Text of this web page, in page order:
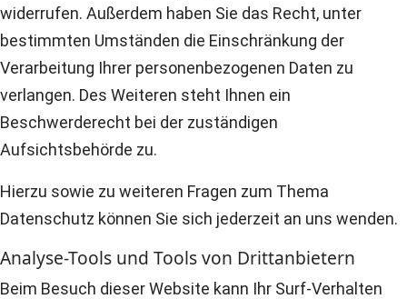
widerrufen. Außerdem haben Sie das Recht, unter
bestimmten Umständen die Einschränkung der
Verarbeitung Ihrer personenbezogenen Daten zu
verlangen. Des Weiteren steht Ihnen ein
Beschwerderecht bei der zuständigen
Aufsichtsbehörde zu.
Hierzu sowie zu weiteren Fragen zum Thema
Datenschutz können Sie sich jederzeit an uns wenden.
Analyse-Tools und Tools von Dritt­anbietern
Beim Besuch dieser Website kann Ihr Surf-Verhalten